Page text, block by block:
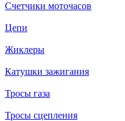
Счетчики моточасов
Цепи
Жиклеры
Катушки зажигания
Тросы газа
Тросы сцепления